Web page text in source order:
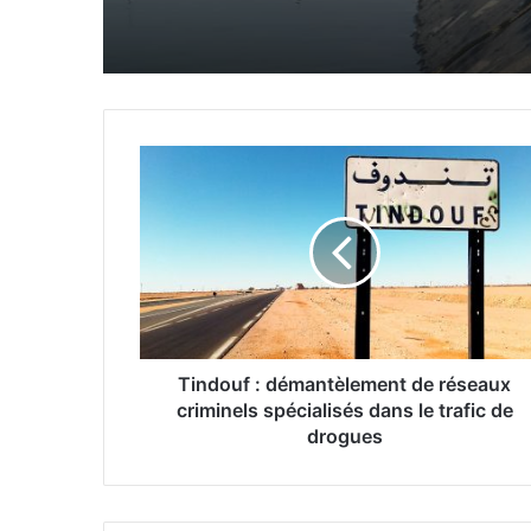
u
f
:
d
t
Tindouf : démantèlement de réseaux
criminels spécialisés dans le trafic de
drogues